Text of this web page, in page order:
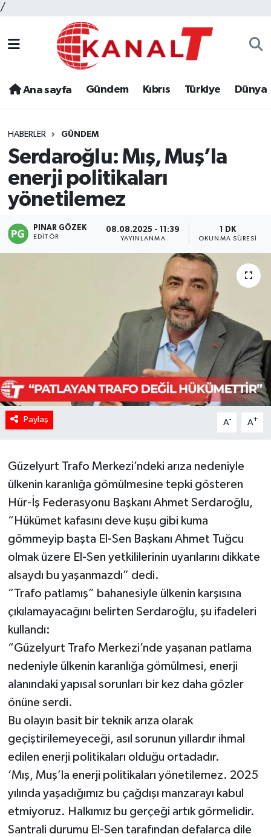
/
Ana sayfa Gündem Kıbrıs Türkiye Dünya
HABERLER GÜNDEM
Serdaroğlu: Mış, Muş’la
enerji politikaları
yönetilemez
PINAR GÖZEK
EDITÖR
08.08.2025 - 11:39
YAYINLANMA
1 DK
OKUNMA SÜRESI
Paylaş A- A+
Güzelyurt Trafo Merkezi’ndeki arıza nedeniyle
ülkenin karanlığa gömülmesine tepki gösteren
Hür-İş Federasyonu Başkanı Ahmet Serdaroğlu,
“Hükümet kafasını deve kuşu gibi kuma
gömmeyip başta El-Sen Başkanı Ahmet Tuğcu
olmak üzere El-Sen yetkililerinin uyarılarını dikkate
alsaydı bu yaşanmazdı” dedi.
“Trafo patlamış” bahanesiyle ülkenin karşısına
çıkılamayacağını belirten Serdaroğlu, şu ifadeleri
kullandı:
“Güzelyurt Trafo Merkezi’nde yaşanan patlama
nedeniyle ülkenin karanlığa gömülmesi, enerji
alanındaki yapısal sorunları bir kez daha gözler
önüne serdi.
Bu olayın basit bir teknik arıza olarak
geçiştirilemeyeceği, asıl sorunun yıllardır ihmal
edilen enerji politikaları olduğu ortadadır.
‘Mış, Muş’la enerji politikaları yönetilemez. 2025
yılında yaşadığımız bu çağdışı manzarayı kabul
etmiyoruz. Halkımız bu gerçeği artık görmelidir.
Santrali durumu El-Sen tarafından defalarca dile